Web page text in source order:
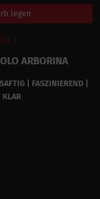
legen
|
ARBORINA
| FASZINIEREND |
KLAR